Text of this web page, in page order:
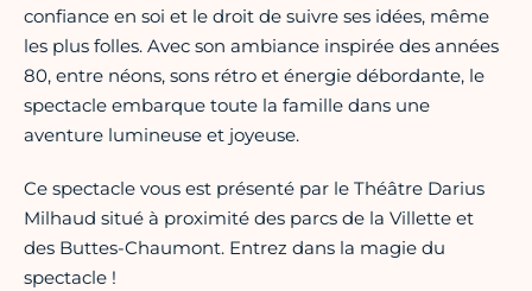
confiance en soi et le droit de suivre ses idées, même
les plus folles. Avec son ambiance inspirée des années
80, entre néons, sons rétro et énergie débordante, le
spectacle embarque toute la famille dans une
aventure lumineuse et joyeuse.
Ce spectacle vous est présenté par le Théâtre Darius
Milhaud situé à proximité des parcs de la Villette et
des Buttes-Chaumont. Entrez dans la magie du
spectacle !